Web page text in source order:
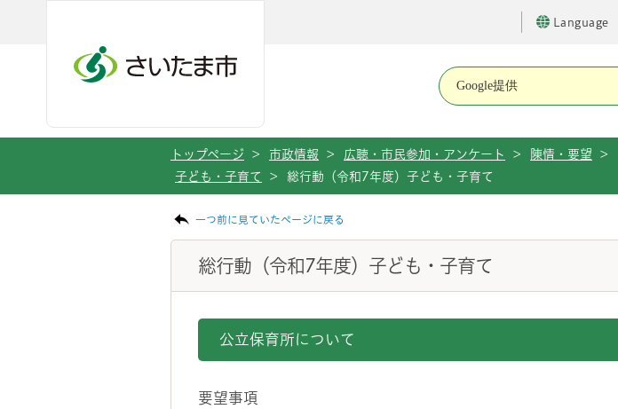
Language
トップページ > 市政情報 > 広聴・市民参加・アンケート > 陳情・要望
>
子ども・子育て
> 総行動（令和7年度）子ども・子育て
一つ前に見ていたページに戻る
総行動（令和7年度）子ども・子育て
公立保育所について
要望事項